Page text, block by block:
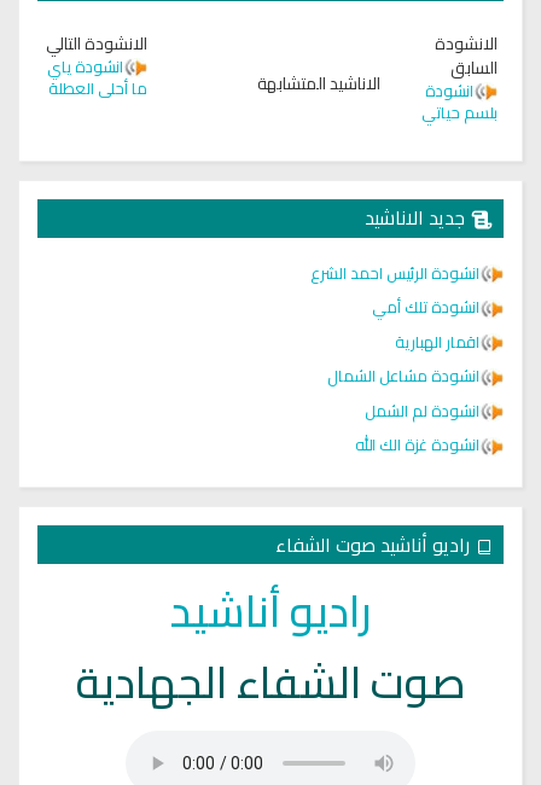
الانشودة
السابق
انشودة
بلسم حياتي
الاناشيد المتشابهة
الانشودة التالي
انشودة ياي
ما أحلى العطلة
جديد الاناشيد
انشودة الرئيس احمد الشرع
انشودة تلك أمي
اقمار الهبارية
انشودة مشاعل الشمال
انشودة لم الشمل
انشودة غزة الك الله
راديو أناشيد صوت الشفاء
راديو أناشيد
صوت الشفاء الجهادية